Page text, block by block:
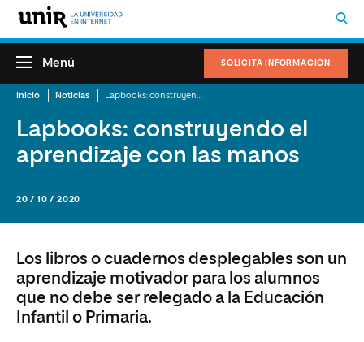
SOLICITA INFORMACIÓN
Menú
Inicio Noticias
Lapbooks: construyendo el
aprendizaje con las manos
20 / 10 / 2020
Los libros o cuadernos desplegables son un
aprendizaje motivador para los alumnos
que no debe ser relegado a la Educación
Infantil o Primaria.